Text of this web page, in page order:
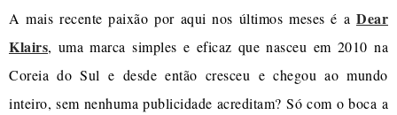
A mais recente paixão por aqui nos últimos meses é a Dear
Klairs, uma marca simples e eficaz que nasceu em 2010 na
Coreia do Sul e desde então cresceu e chegou ao mundo
inteiro, sem nenhuma publicidade acreditam? Só com o boca a